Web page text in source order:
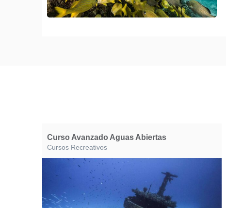
Curso Avanzado Aguas Abiertas
Cursos Recreativos